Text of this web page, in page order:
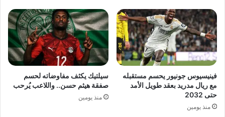
فينيسيوس جونيور يحسم مستقبله
مع ريال مدريد بعقد طويل الأمد
حتى 2032
منذ يومين
سيلتيك يكثف مفاوضاته لحسم
صفقة هيثم حسن.. واللاعب يُرحب
منذ يومين